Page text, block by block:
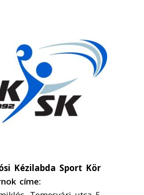
Kézilabda Sport Kör
címe: